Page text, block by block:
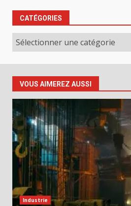
CATÉGORIES
Catégories
VOUS AIMEREZ AUSSI
Industrie